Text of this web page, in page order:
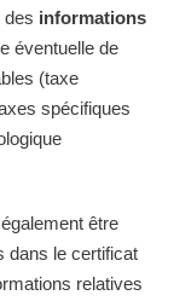
des informations
éventuelle de
(taxe
spécifiques
être
dans le certificat
relatives